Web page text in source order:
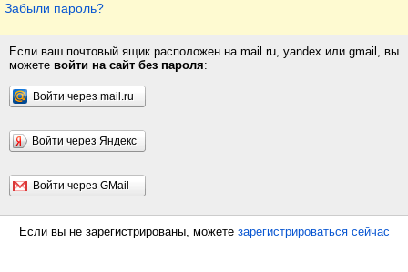
Забыли пароль?
Если ваш почтовый ящик расположен на mail.ru, yandex или gmail, вы
можете войти на сайт без пароля:
Войти через mail.ru
Войти через Яндекс
Войти через GMail
Если вы не зарегистрированы, можете зарегистрироваться сейчас